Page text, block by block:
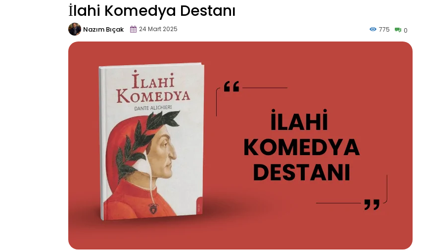
İlahi Komedya Destanı
Nazım Bıçak 24 Mart 2025 0
775